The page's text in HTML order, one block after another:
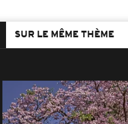
SUR LE MÊME THÈME